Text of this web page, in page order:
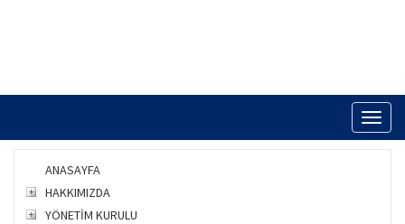
ANASAYFA
HAKKIMIZDA
YÖNETİM KURULU